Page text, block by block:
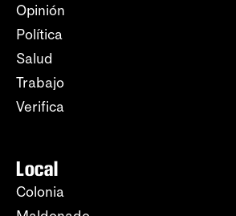
Opinión
Política
Salud
Trabajo
Verifica
Local
Colonia